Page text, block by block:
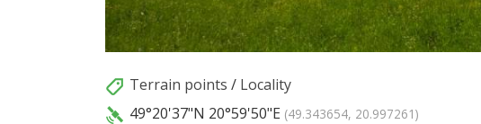
Terrain points / Locality
49°20'37"N 20°59'50"E (49.343654, 20.997261)